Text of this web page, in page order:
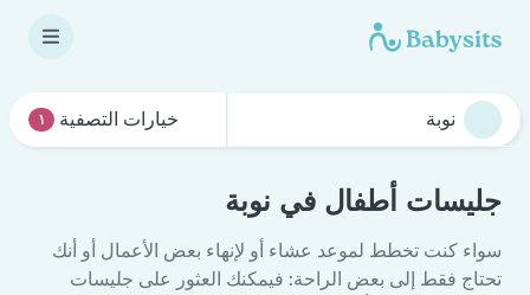
خيارات التصفية ١
جليسات أطفال في نوبة
سواء كنت تخطط لموعد عشاء أو لإنهاء بعض الأعمال أو أنك
تحتاج فقط إلى بعض الراحة: فيمكنك العثور على جليسات